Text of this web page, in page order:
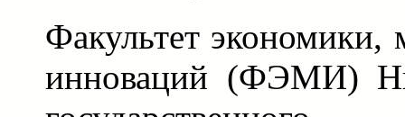
Факультет экономики,
инноваций (ФЭМИ)